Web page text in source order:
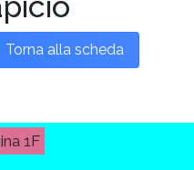
Torna alla scheda
1F